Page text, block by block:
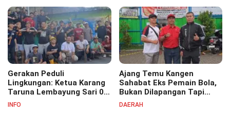
Pesantren Cipasung.
Gerakan Peduli
Lingkungan: Ketua Karang
Taruna Lembayung Sari 09
Irvan Permana Ajak
INFO
Ajang Temu Kangen
Sahabat Eks Pemain Bola,
Bukan Dilapangan Tapi
Ditongkrongan
DAERAH